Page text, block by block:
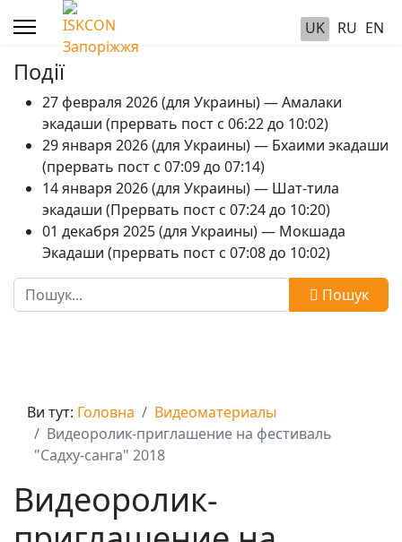
UK RU EN
Події
27 февраля 2026 (для Украины) — Амалаки
экадаши (прервать пост с 06:22 до 10:02)
29 января 2026 (для Украины) — Бхаими экадаши
(прервать пост с 07:09 до 07:14)
14 января 2026 (для Украины) — Шат-тила
экадаши (Прервать пост с 07:24 до 10:20)
01 декабря 2025 (для Украины) — Мокшада
Экадаши (прервать пост с 07:08 до 10:02)
Пошук
Пошук
Ви тут: Головна
Видеоматериалы
Видеоролик-приглашение на фестиваль
"Садху-санга" 2018
Видеоролик-